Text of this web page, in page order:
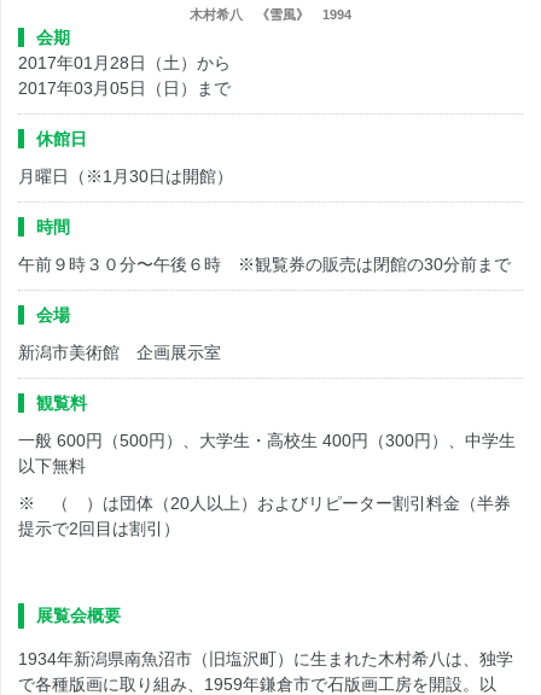
木村希八 《雪風》 1994
会期
2017年01月28日（土）から
2017年03月05日（日）まで
休館日
月曜日（※1月30日は開館）
時間
午前９時３０分〜午後６時 ※観覧券の販売は閉館の30分前まで
会場
新潟市美術館 企画展示室
観覧料
一般 600円（500円）、大学生・高校生 400円（300円）、中学生
以下無料
※ （ ）は団体（20人以上）およびリピーター割引料金（半券
提示で2回目は割引）
展覧会概要
1934年新潟県南魚沼市（旧塩沢町）に生まれた木村希八は、独学
で各種版画に取り組み、1959年鎌倉市で石版画工房を開設。以